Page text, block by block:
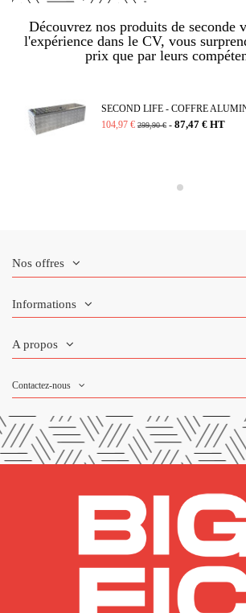
Découvrez nos produits de seconde
l'expérience dans le CV, vous
prix que par leurs
SECOND LIFE - COFFRE
104,97 € 299,90 € - 87,47 € HT
Nos offres
Informations
A propos
Contactez-nous